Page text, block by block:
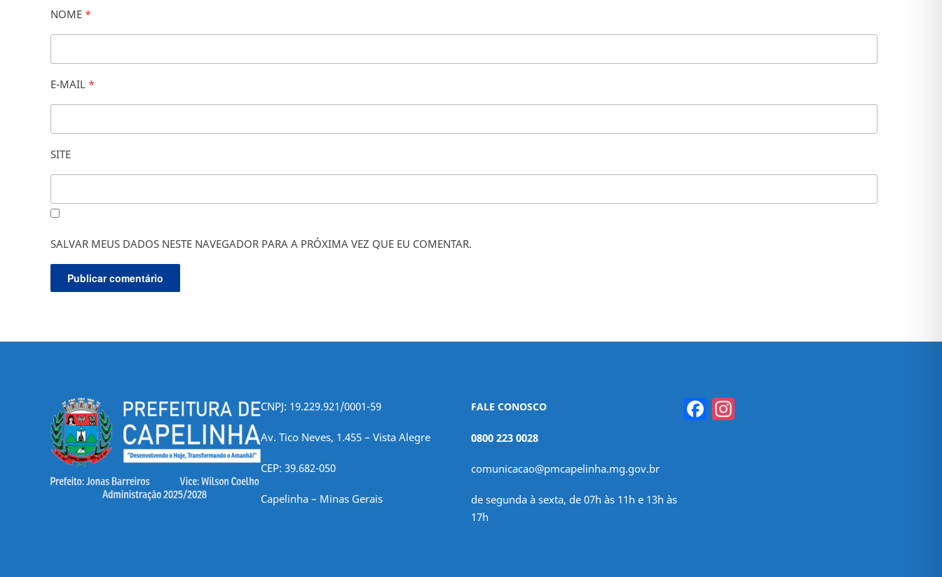
NOME *
E-MAIL *
SITE
SALVAR MEUS DADOS NESTE NAVEGADOR PARA A PRÓXIMA VEZ QUE EU COMENTAR.
CNPJ: 19.229.921/0001-59
Av. Tico Neves, 1.455 – Vista Alegre
CEP: 39.682-050
Capelinha – Minas Gerais
FALE CONOSCO
0800 223 0028
comunicacao@pmcapelinha.mg.gov.br
de segunda à sexta, de 07h às 11h e 13h às
17h
Facebook